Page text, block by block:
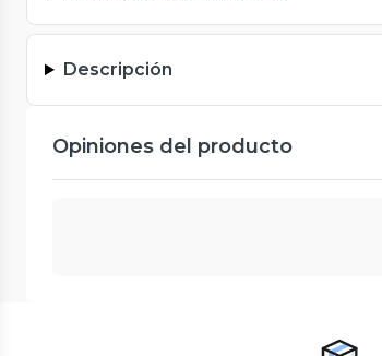
Descripción
Opiniones del producto